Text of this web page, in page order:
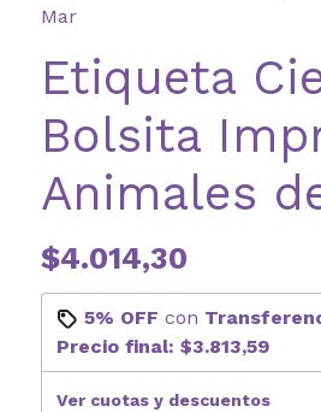
Mar
Etiqueta
Bolsita
Animales
$4.014,30
5% OFF con
Precio final: $3.813,59
Ver cuotas y descuentos